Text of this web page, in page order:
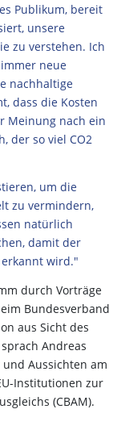
Publikum, bereit
unsere
zu verstehen. Ich
neue
nachhaltige
dass die Kosten
Meinung nach ein
der so viel CO2
um die
zu vermindern,
natürlich
damit der
wird."
durch Vorträge
Bundesverband
aus Sicht des
Andreas
Aussichten am
Institutionen zur
(CBAM).